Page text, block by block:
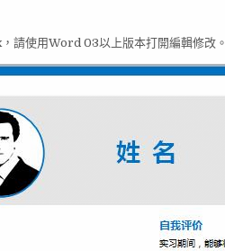
請使用Word 03以上版本打開編輯修改。